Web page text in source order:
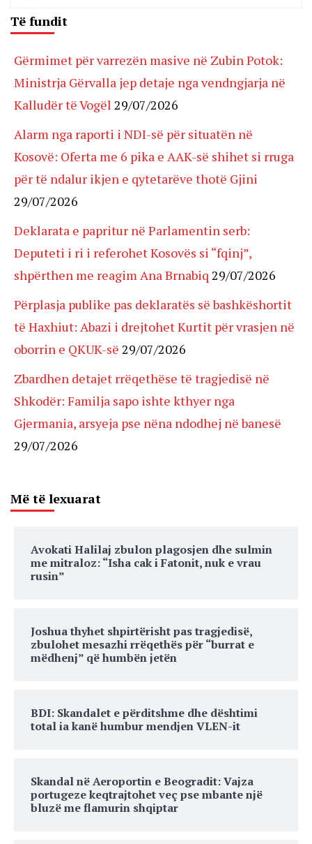
Të fundit
Gërmimet për varrezën masive në Zubin Potok:
Ministrja Gërvalla jep detaje nga vendngjarja në
Kalludër të Vogël 29/07/2026
Alarm nga raporti i NDI-së për situatën në
Kosovë: Oferta me 6 pika e AAK-së shihet si rruga
për të ndalur ikjen e qytetarëve thotë Gjini
29/07/2026
Deklarata e papritur në Parlamentin serb:
Deputeti i ri i referohet Kosovës si “fqinj”,
shpërthen me reagim Ana Brnabiq 29/07/2026
Përplasja publike pas deklaratës së bashkëshortit
të Haxhiut: Abazi i drejtohet Kurtit për vrasjen në
oborrin e QKUK-së 29/07/2026
Zbardhen detajet rrëqethëse të tragjedisë në
Shkodër: Familja sapo ishte kthyer nga
Gjermania, arsyeja pse nëna ndodhej në banesë
29/07/2026
Më të lexuarat
Avokati Halilaj zbulon plagosjen dhe sulmin
me mitraloz: “Isha cak i Fatonit, nuk e vrau
rusin”
Joshua thyhet shpirtërisht pas tragjedisë,
zbulohet mesazhi rrëqethës për “burrat e
mëdhenj” që humbën jetën
BDI: Skandalet e përditshme dhe dështimi
total ia kanë humbur mendjen VLEN-it
Skandal në Aeroportin e Beogradit: Vajza
portugeze keqtrajtohet veç pse mbante një
bluzë me flamurin shqiptar